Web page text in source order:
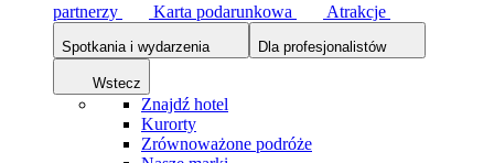
partnerzy
Karta podarunkowa Atrakcje
Spotkania i wydarzenia Dla profesjonalistów
Wstecz
Znajdź hotel
Kurorty
Zrównoważone podróże